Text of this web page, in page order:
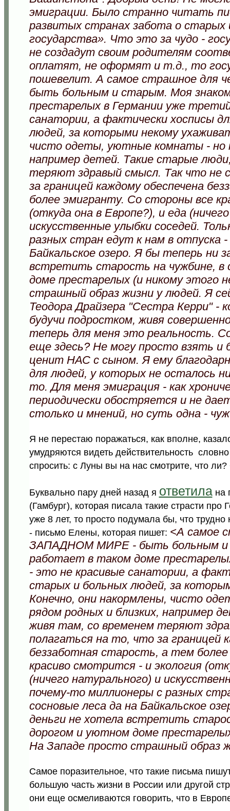
эмиграции. Было странно читать
развитых странах забота о старых
государства». Что это за чудо -
не создадут своим родителям
оплатят, не оформят и т.д., то
пошевелит. А самое страшное для
быть больным и старым. Моя
престарелых в Германии уже
санатории, а фактически хосписы
людей, за которыми некому
чисто одеты, уютные комнаты - но
например детей. Такие старые
теряют здравый смысл. Так что не
за границей каждому обеспечена
более эмигранту. Со стороны все
(откуда она в Европе?), и еда
искусственные улыбки соседей.
разных стран едут к нам в отпуска -
Байкальское озеро. Я бы теперь ни
встретить старость на чужбине,
доме престарелых (и никому этого
страшный образ жизни у людей. Я
Теодора Драйзера "Сестра Керри" -
будучи подростком, живя
теперь для меня это реальность.
еще здесь? Не могу просто взять и
ценит НАС с сыном. Я ему
для людей, у которых не осталось
то. Для меня эмиграция - как
периодически обостряется и не
столько и мнений, но суть одна -
Я не перестаю поражаться, как вполне,
умудряются видеть действительность
спросить: с Луны вы на нас смотрите, что
Буквально пару дней назад я ответилана
(Гамбург), которая писала такие страсти
уже 8 лет, то просто подумала бы, что
- письмо Елены, которая пишет: <А самое
ЗАПАДНОМ МИРЕ - быть больным и
работает в таком доме
- это не красивые санатории, а
старых и больных людей, за
Конечно, они накормлены, чисто
рядом родных и близких, например
живя там, со временем теряют
полагаться на то, что за границей
беззаботная старость, а тем
красиво смотрится - и экология
(ничего натурального) и
почему-то миллионеры с разных
сосновые леса да на Байкальское
деньги не хотела встретить
дорогом и уютном доме
На Западе просто страшный образ
Самое поразительное, что такие письма
большую часть жизни в России или другой
они еще осмеливаются говорить, что в